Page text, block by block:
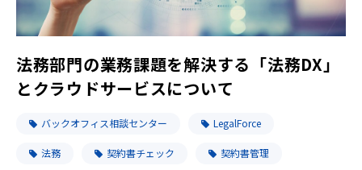
セミナー
法務部門の業務課題を解決する「法務DX」
とクラウドサービスについて
バックオフィス相談センター LegalForce
法務 契約書チェック 契約書管理